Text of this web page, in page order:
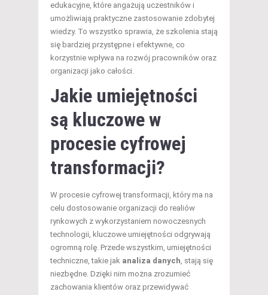
edukacyjne, które angażują uczestników i
umożliwiają praktyczne zastosowanie zdobytej
wiedzy. To wszystko sprawia, że szkolenia stają
się bardziej przystępne i efektywne, co
korzystnie wpływa na rozwój pracowników oraz
organizacji jako całości.
Jakie umiejętności
są kluczowe w
procesie cyfrowej
transformacji?
W procesie cyfrowej transformacji, który ma na
celu dostosowanie organizacji do realiów
rynkowych z wykorzystaniem nowoczesnych
technologii, kluczowe umiejętności odgrywają
ogromną rolę. Przede wszystkim, umiejętności
techniczne, takie jak analiza danych, stają się
niezbędne. Dzięki nim można zrozumieć
zachowania klientów oraz przewidywać